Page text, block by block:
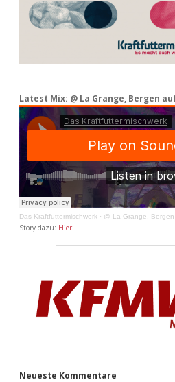
Latest Mix: @ La Grange, Bergen
Das Kraftfuttermischwerk · @ La Grange,
Story dazu: Hier.
Neueste Kommentare